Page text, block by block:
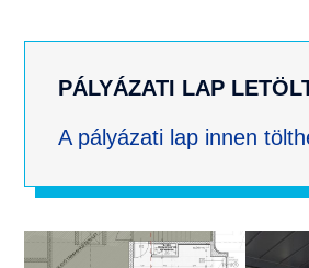
PÁLYÁZATI LAP
A pályázati lap innen